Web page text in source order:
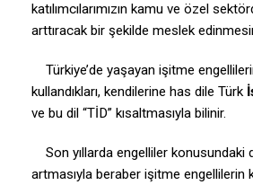
katılımcılarımızın kamu ve özel
arttıracak bir şekilde meslek
Türkiye’de yaşayan işitme
kullandıkları, kendilerine has dile Türk
ve bu dil “TİD” kısaltmasıyla bilinir.
Son yıllarda engelliler konusundaki
artmasıyla beraber işitme engellilerin